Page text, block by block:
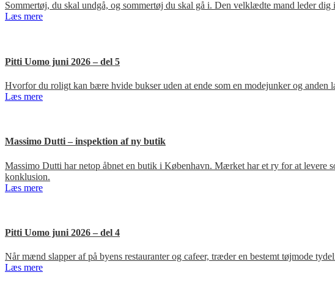
Sommertøj, du skal undgå, og sommertøj du skal gå i. Den velklædte mand leder dig
Læs mere
Pitti Uomo juni 2026 – del 5
Hvorfor du roligt kan bære hvide bukser uden at ende som en modejunker og anden
Læs mere
Massimo Dutti – inspektion af ny butik
Massimo Dutti har netop åbnet en butik i København. Mærket har et ry for at levere
konklusion.
Læs mere
Pitti Uomo juni 2026 – del 4
Når mænd slapper af på byens restauranter og cafeer, træder en bestemt tøjmode
Læs mere